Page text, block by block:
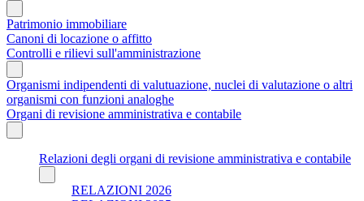
Patrimonio immobiliare
Canoni di locazione o affitto
Controlli e rilievi sull'amministrazione
Organismi indipendenti di valutuazione, nuclei di valutazione o altri
organismi con funzioni analoghe
Organi di revisione amministrativa e contabile
Relazioni degli organi di revisione amministrativa e contabile
RELAZIONI 2026